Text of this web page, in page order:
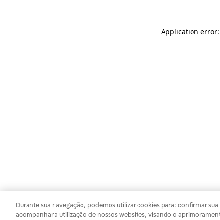
Application
Durante sua navegação, podemos utilizar cookies para: confirmar
acompanhar a utilização de nossos websites, visando o